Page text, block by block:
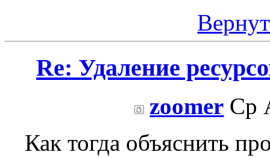
Re: Удаление
zoomer Ср
Как тогда объяснить